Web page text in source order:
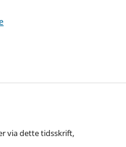
via dette tidsskrift,